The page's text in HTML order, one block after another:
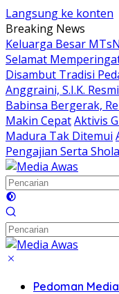
Langsung ke konten
Breaking News
Keluarga Besar
Selamat
Disambut Tradisi
Anggraini, S.I.K.
Babinsa Bergerak,
Makin CepatAktivis
Madura Tak Ditemui
Pengajian Serta
Pedoman